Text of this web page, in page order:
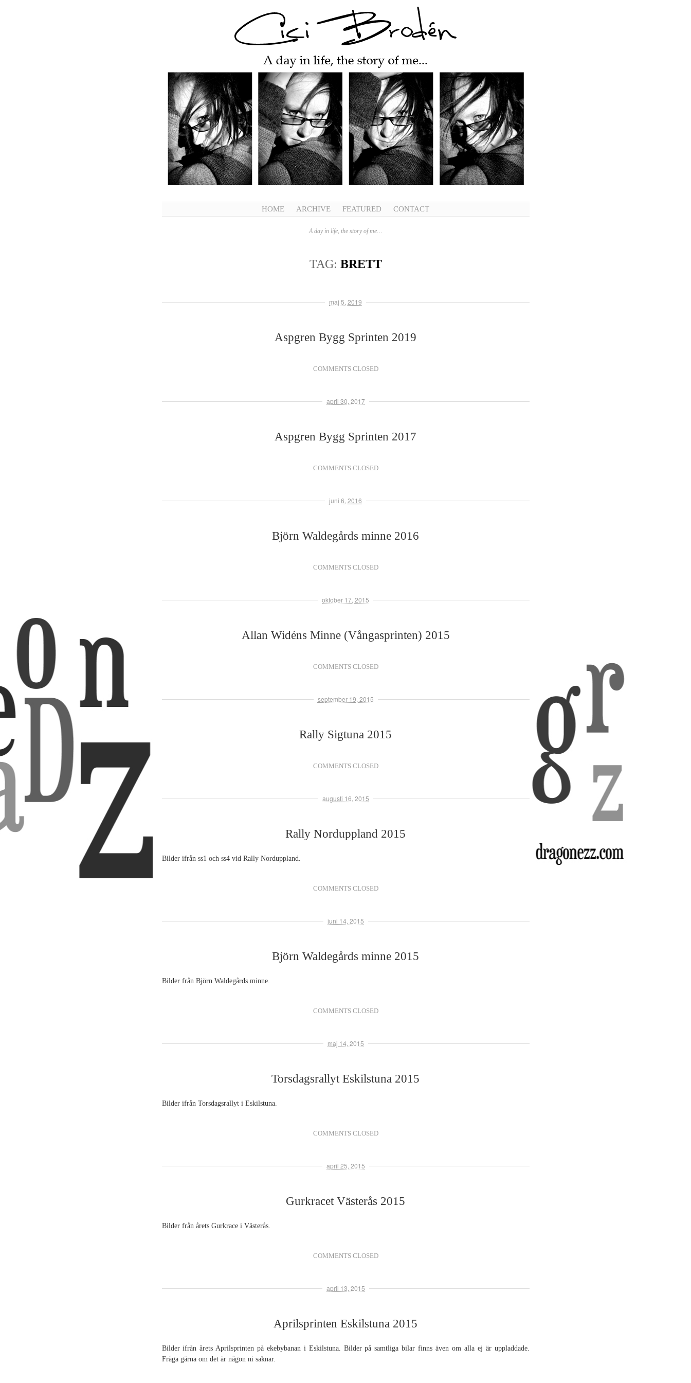
HOME ARCHIVE FEATURED CONTACT
A day in life, the story of me…
TAG: BRETT
maj 5, 2019
Aspgren Bygg Sprinten 2019
COMMENTS CLOSED
april 30, 2017
Aspgren Bygg Sprinten 2017
COMMENTS CLOSED
juni 6, 2016
Björn Waldegårds minne 2016
COMMENTS CLOSED
oktober 17, 2015
Allan Widéns Minne (Vångasprinten) 2015
COMMENTS CLOSED
september 19, 2015
Rally Sigtuna 2015
COMMENTS CLOSED
augusti 16, 2015
Rally Norduppland 2015
Bilder ifrån ss1 och ss4 vid Rally Norduppland.
COMMENTS CLOSED
juni 14, 2015
Björn Waldegårds minne 2015
Bilder från Björn Waldegårds minne.
COMMENTS CLOSED
maj 14, 2015
Torsdagsrallyt Eskilstuna 2015
Bilder ifrån Torsdagsrallyt i Eskilstuna.
COMMENTS CLOSED
april 25, 2015
Gurkracet Västerås 2015
Bilder från årets Gurkrace i Västerås.
COMMENTS CLOSED
april 13, 2015
Aprilsprinten Eskilstuna 2015
Bilder ifrån årets Aprilsprinten på ekebybanan i Eskilstuna. Bilder på samtliga bilar finns även om alla ej är uppladdade.
Fråga gärna om det är någon ni saknar.